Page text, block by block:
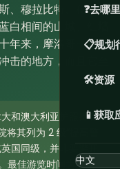
❓去哪
📋规划
🛠️资源
📱 获取
、穆拉比特、穆瓦希
白相间的山城、红墙
年来，摩洛哥一直是
击的地方，而且它至
和澳大利亚护照持有
其列为 2 级“提高警
国同级，并非要避开
最佳游览时间为 3 月